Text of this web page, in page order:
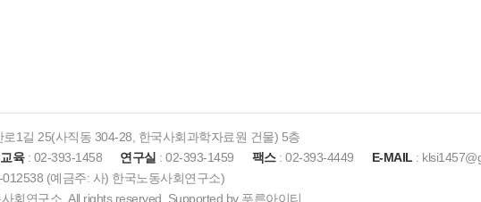
1길 25(사직동 304-28, 한국사회과학자료원 건물) 5층
교육: 02-393-1458 연구실 : 02-393-1459 팩스: 02-393-4449 E-MAIL :
(예금주: 사) 한국노동사회연구소)
회연구소. All rights reserved. Supported by 푸른아이티